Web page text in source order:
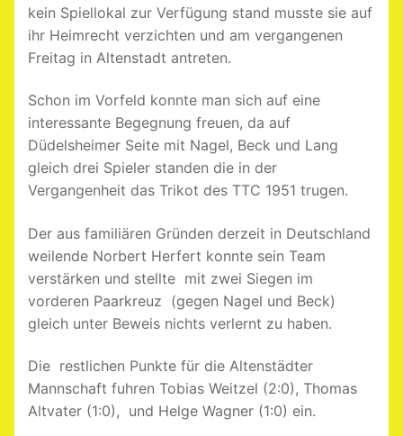
kein Spiellokal zur Verfügung stand musste sie auf
ihr Heimrecht verzichten und am vergangenen
Freitag in Altenstadt antreten.
Schon im Vorfeld konnte man sich auf eine
interessante Begegnung freuen, da auf
Düdelsheimer Seite mit Nagel, Beck und Lang
gleich drei Spieler standen die in der
Vergangenheit das Trikot des TTC 1951 trugen.
Der aus familiären Gründen derzeit in Deutschland
weilende Norbert Herfert konnte sein Team
verstärken und stellte mit zwei Siegen im
vorderen Paarkreuz (gegen Nagel und Beck)
gleich unter Beweis nichts verlernt zu haben.
Die restlichen Punkte für die Altenstädter
Mannschaft fuhren Tobias Weitzel (2:0), Thomas
Altvater (1:0), und Helge Wagner (1:0) ein.